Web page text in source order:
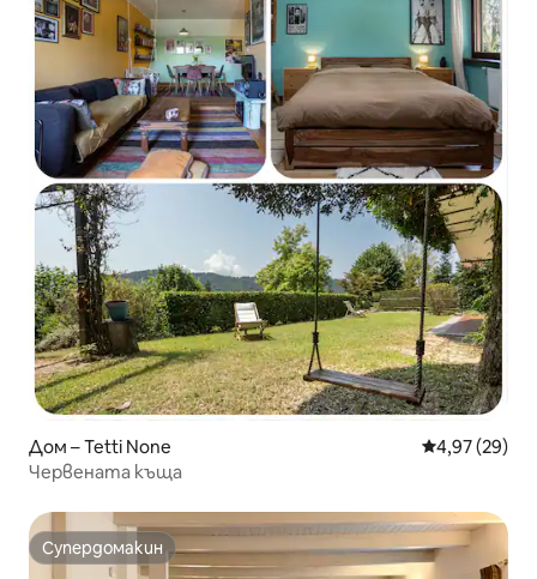
Дом – Tetti None Средна
4,97 (29)
Червената къща
Супердомакин
Супердомакин